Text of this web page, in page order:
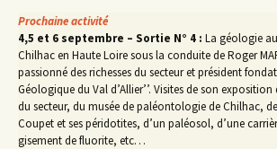
Prochaine activité
4,5 et 6 septembre – Sortie N° 4 : La géologie
Chilhac en Haute Loire sous la conduite de Roger
passionné des richesses du secteur et président
Géologique du Val d’Allier’’. Visites de son
du secteur, du musée de paléontologie de Chilhac,
Coupet et ses péridotites, d’un paléosol, d’une
gisement de fluorite, etc…